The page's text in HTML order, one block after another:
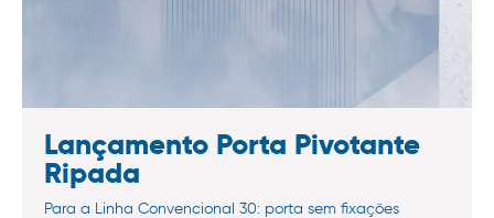
Lançamento Porta Pivotante
Ripada
Para a Linha Convencional 30: porta sem fixações